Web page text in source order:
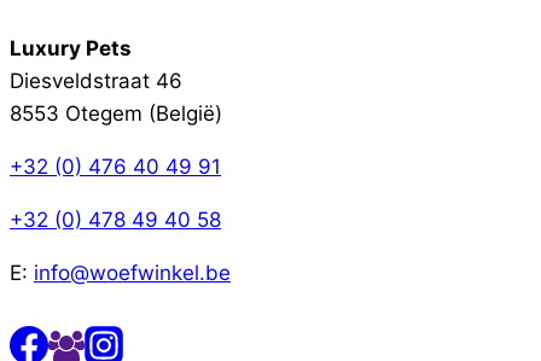
Luxury Pets
Diesveldstraat 46
8553 Otegem (België)
+32 (0) 476 40 49 91
+32 (0) 478 49 40 58
E: info@woefwinkel.be